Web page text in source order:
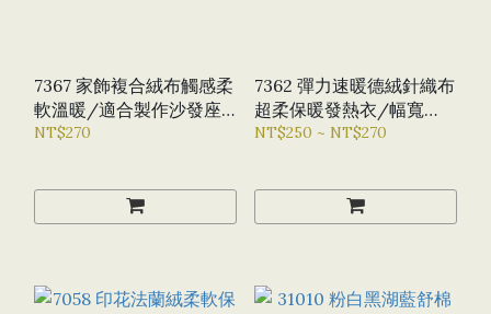
7367 家飾複合絨布觸感柔
軟溫暖/適合製作沙發座
椅等/幅寬145CM
NT$270
7362 彈力速暖德絨針織布
超柔保暖發熱衣/幅寬
180CM
NT$250 ~ NT$270